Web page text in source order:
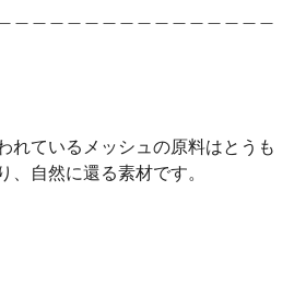
れているメッシュの原料はとうも
、自然に還る素材です。